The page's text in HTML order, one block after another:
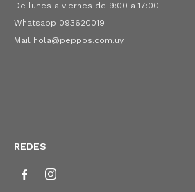
De lunes a viernes de 9:00 a 17:00
Whatsapp 093620019
Mail hola@peppos.com.uy
REDES
 